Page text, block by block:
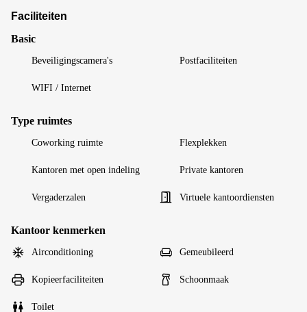
Faciliteiten
Basic
Beveiligingscamera's Postfaciliteiten
WIFI / Internet
Type ruimtes
Coworking ruimte Flexplekken
Kantoren met open indeling Private kantoren
Vergaderzalen Virtuele kantoordiensten
Kantoor kenmerken
Airconditioning Gemeubileerd
Kopieerfaciliteiten Schoonmaak
Toilet